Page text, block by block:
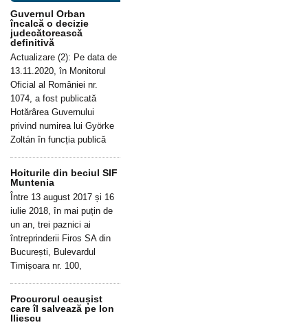
Guvernul Orban
încalcă o decizie
judecătorească
definitivă
Actualizare (2): Pe data de
13.11.2020, în Monitorul
Oficial al României nr.
1074, a fost publicată
Hotărârea Guvernului
privind numirea lui Györke
Zoltán în funcția publică
Hoiturile din beciul SIF
Muntenia
Între 13 august 2017 și 16
iulie 2018, în mai puțin de
un an, trei paznici ai
întreprinderii Firos SA din
București, Bulevardul
Timișoara nr. 100,
Procurorul ceaușist
care îl salvează pe Ion
Iliescu